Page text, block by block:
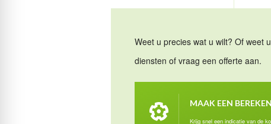
Weet u precies wat u wilt? Of weet
diensten of vraag een offerte aan.
MAAK EEN
Krijg snel een indicatie van de